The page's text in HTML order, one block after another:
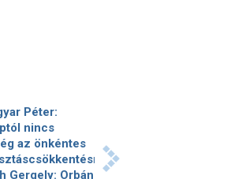
Péter:
nincs
az önkéntes
Gergely: Orbán